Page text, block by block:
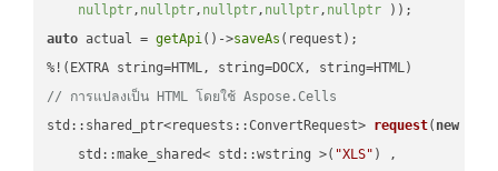
nullptr, nullptr, nullptr, nullptr, nullptr ))
auto actual = getApi()->saveAs (request);
// การแปลงเป็น HTML โดยใช้ Aspose.Cells
std::shared_ptr<requests::ConvertRequest> request( new
    std::make_shared< std::wstring >(
"XLS" ) ,